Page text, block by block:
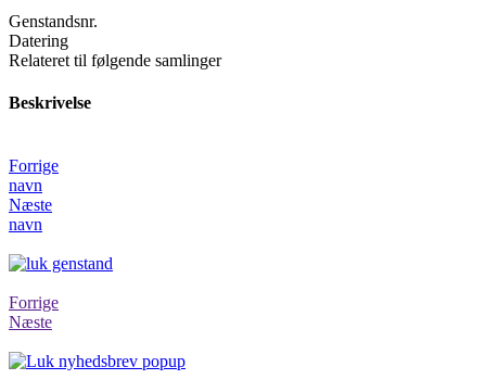
Genstandsnr.
Datering
Relateret til følgende samlinger
Beskrivelse
Forrige
navn
Næste
navn
Forrige
Næste